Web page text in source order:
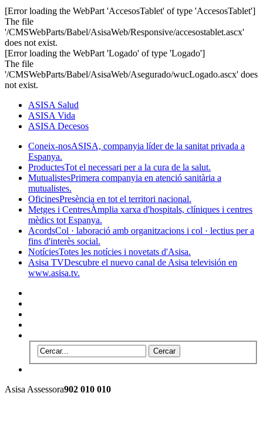
[Error loading the WebPart 'AccesosTablet' of type 'AccesosTablet']
The file
'/CMSWebParts/Babel/AsisaWeb/Responsive/accesostablet.ascx'
does not exist.
[Error loading the WebPart 'Logado' of type 'Logado']
The file
'/CMSWebParts/Babel/AsisaWeb/Asegurado/wucLogado.ascx' does
not exist.
ASISA Salud
ASISA Vida
ASISA Decesos
Coneix-nosASISA, companyia líder de la sanitat privada a
Espanya.
ProductesTot el necessari per a la cura de la salut.
MutualistesPrimera companyia en atenció sanitària a
mutualistes.
OficinesPresència en tot el territori nacional.
Metges i CentresÀmplia xarxa d'hospitals, clíniques i centres
mèdics tot Espanya.
AcordsCol · laboració amb organitzacions i col · lectius per a
fins d'interès social.
NotíciesTotes les notícies i novetats d'Asisa.
Asisa TVDescubre el nuevo canal de Asisa televisión en
www.asisa.tv.
Asisa Assessora902 010 010